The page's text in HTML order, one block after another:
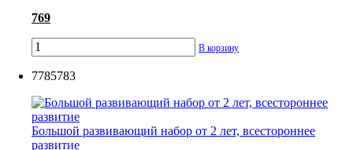
769
В корзину
7785783
Большой развивающий набор от 2 лет, всестороннее
развитие